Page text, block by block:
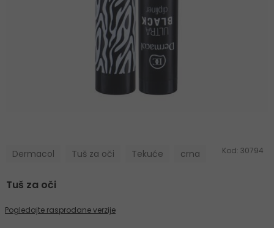
Dermacol Tuš za oči Tekuće crna Kod: 30794
Tuš za oči
Pogledajte rasprodane verzije